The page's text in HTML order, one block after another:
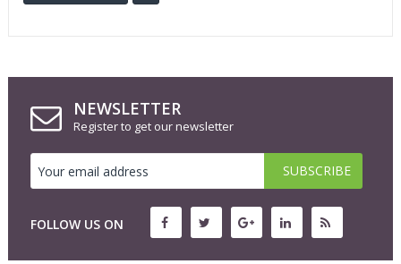
NEWSLETTER
Register to get our newsletter
FOLLOW US ON